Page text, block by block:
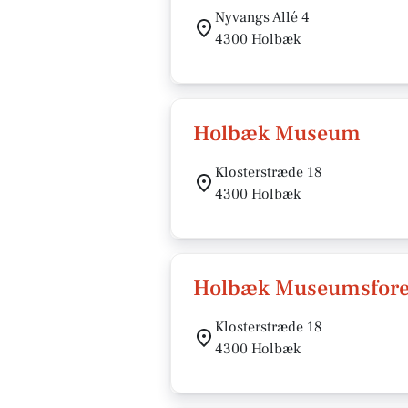
Nyvangs Allé 4
4300 Holbæk
Holbæk Museum
Klosterstræde 18
4300 Holbæk
Holbæk
Klosterstræde 18
4300 Holbæk